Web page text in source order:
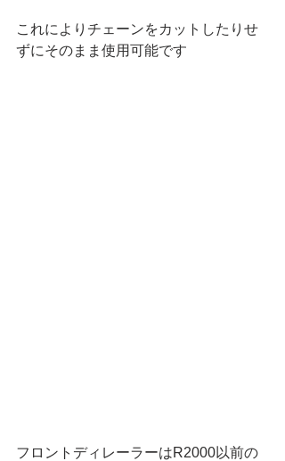
これによりチェーンをカットしたりせ
ずにそのまま使用可能です
フロントディレーラーはR2000以前の